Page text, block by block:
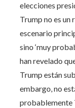
elecciones
Trump no es un
escenario
sino ‘muy
han revelado
Trump están
embargo, no
probablemente